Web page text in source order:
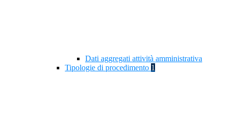
Dati aggregati attività amministrativa
Tipologie di procedimento 1